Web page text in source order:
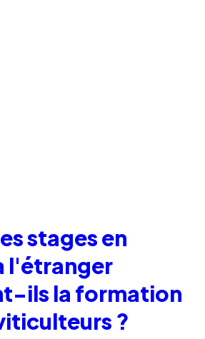
stages en
l'étranger
ils la formation
?